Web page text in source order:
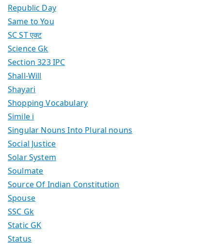
Republic Day
Same to You
SC ST एक्ट
Science Gk
Section 323 IPC
Shall-Will
Shayari
Shopping Vocabulary
Simile i
Singular Nouns Into Plural nouns
Social Justice
Solar System
Soulmate
Source Of Indian Constitution
Spouse
SSC Gk
Static GK
Status